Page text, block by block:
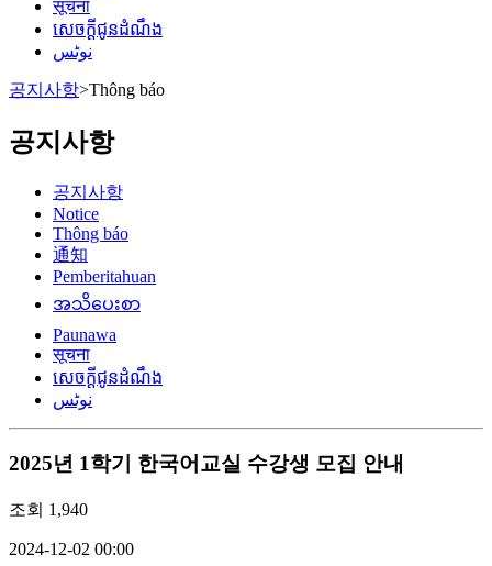
सूचना
សេចក្តីជូនដំណឹង
نوٹس
공지사항>Thông báo
공지사항
공지사항
Notice
Thông báo
通知
Pemberitahuan
အသိပေးစာ
Paunawa
सूचना
សេចក្តីជូនដំណឹង
نوٹس
2025년 1학기 한국어교실 수강생 모집 안내
조회 1,940
2024-12-02 00:00